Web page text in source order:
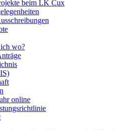
beim LK Cux
wo?
online